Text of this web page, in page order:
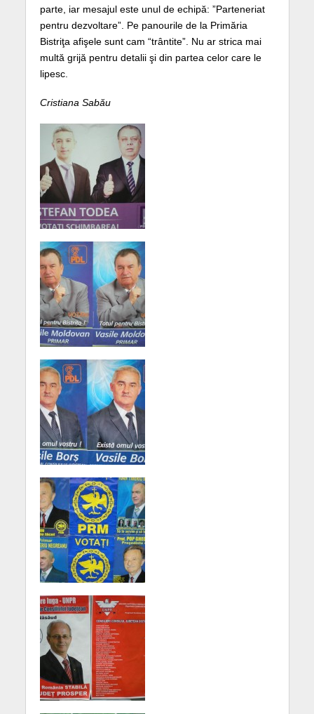
parte, iar mesajul este unul de echipă: ”Parteneriat
pentru dezvoltare”. Pe panourile de la Primăria
Bistriţa afişele sunt cam “trântite”. Nu ar strica mai
multă grijă pentru detalii şi din partea celor care le
lipesc.
Cristiana Sabău